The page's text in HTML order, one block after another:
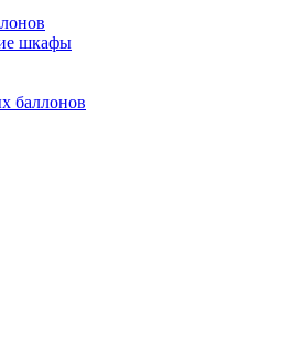
шкафы
баллонов